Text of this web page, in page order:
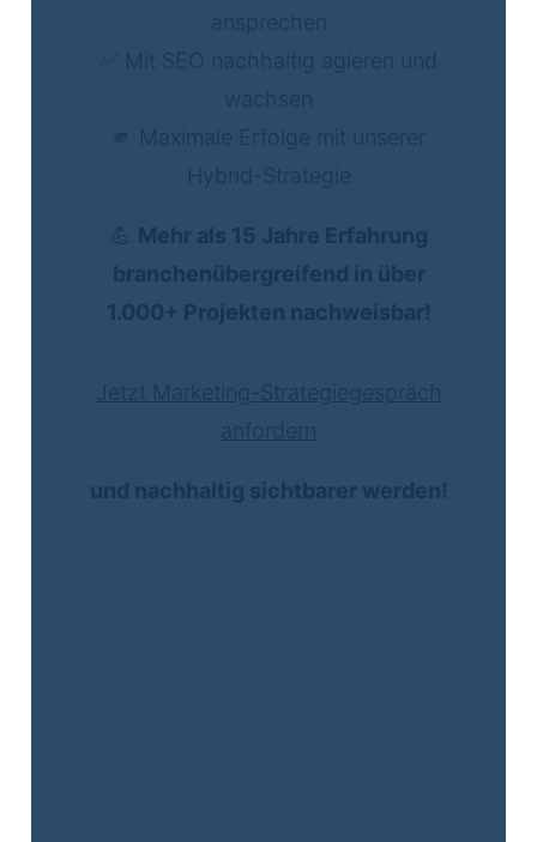
ansprechen
✅ Mit SEO nachhaltig agieren und
wachsen
🫵 Maximale Erfolge mit unserer
Hybrid-Strategie
💪
Mehr als 15 Jahre Erfahrung
branchenübergreifend in über
1.000+ Projekten nachweisbar!
Jetzt Marketing-Strategiegespräch
anfordern
und nachhaltig sichtbarer werden!